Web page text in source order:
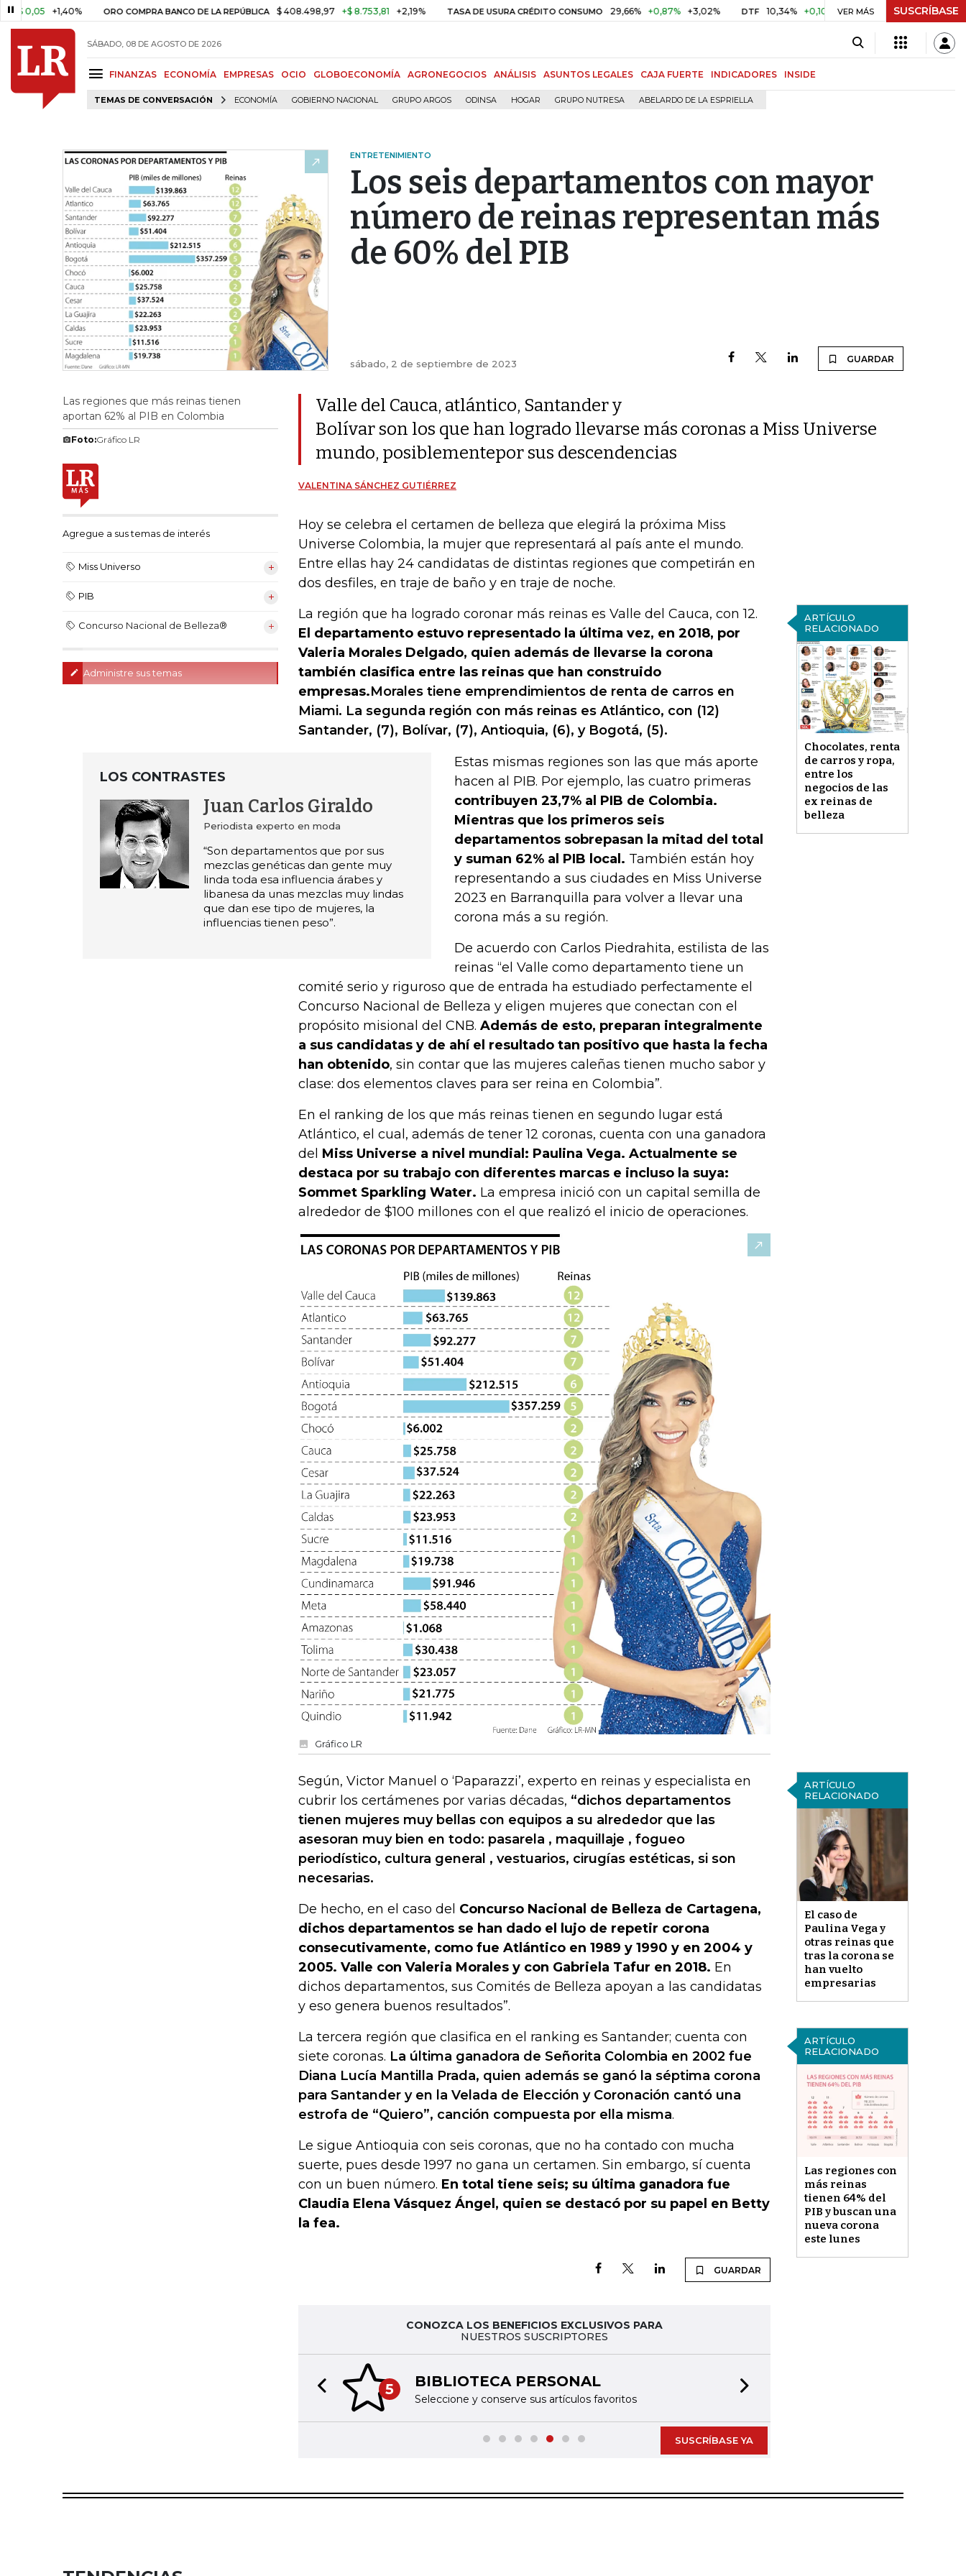
+1,40% ORO COMPRA BANCO DE LA REPÚBLICA $ 408.498,97 +$ 8.753,81 +2,19% TASA DE USURA CRÉDITO CONSUMO 29,66% +0,87% +3,02% DTF 10,34% +0,10% +0,98% UVR $ 416,96 +$ 0,05
VER MÁS SUSCRÍBASE
SÁBADO, 08 DE AGOSTO DE 2026
FINANZAS ECONOMÍA EMPRESAS OCIO GLOBOECONOMÍA AGRONEGOCIOS ANÁLISIS ASUNTOS LEGALES CAJA FUERTE INDICADORES INSIDE
TEMAS DE CONVERSACIÓN ECONOMÍA GOBIERNO NACIONAL GRUPO ARGOS ODINSA HOGAR GRUPO NUTRESA ABELARDO DE LA ESPRIELLA
ENTRETENIMIENTO
Los seis departamentos con mayor
número de reinas representan más
de 60% del PIB
sábado, 2 de septiembre de 2023 GUARDAR
Las regiones que más reinas tienen
aportan 62% al PIB en Colombia
Foto:Gráfico LR
Agregue a sus temas de interés
Miss Universo
PIB
Concurso Nacional de Belleza®
Administre sus temas
Valle del Cauca, atlántico, Santander y
Bolívar son los que han logrado llevarse más coronas a Miss Universe
mundo, posiblementepor sus descendencias
VALENTINA SÁNCHEZ GUTIÉRREZ
Hoy se celebra el certamen de belleza que elegirá la próxima Miss
Universe Colombia, la mujer que representará al país ante el mundo.
Entre ellas hay 24 candidatas de distintas regiones que competirán en
dos desfiles, en traje de baño y en traje de noche.
ARTÍCULO
RELACIONADO
Chocolates, renta
de carros y ropa,
entre los
negocios de las
ex reinas de
belleza
La región que ha logrado coronar más reinas es Valle del Cauca, con 12.
El departamento estuvo representado la última vez, en 2018, por
Valeria Morales Delgado, quien además de llevarse la corona
también clasifica entre las reinas que han construido
empresas.Morales tiene emprendimientos de renta de carros en
Miami. La segunda región con más reinas es Atlántico, con (12)
Santander, (7), Bolívar, (7), Antioquia, (6), y Bogotá, (5).
LOS CONTRASTES
Juan Carlos Giraldo
Periodista experto en moda
“Son departamentos que por sus
mezclas genéticas dan gente muy
linda toda esa influencia árabes y
libanesa da unas mezclas muy lindas
que dan ese tipo de mujeres, la
influencias tienen peso”.
Estas mismas regiones son las que más aporte
hacen al PIB. Por ejemplo, las cuatro primeras
contribuyen 23,7% al PIB de Colombia.
Mientras que los primeros seis
departamentos sobrepasan la mitad del total
y suman 62% al PIB local. También están hoy
representando a sus ciudades en Miss Universe
2023 en Barranquilla para volver a llevar una
corona más a su región.
De acuerdo con Carlos Piedrahita, estilista de las
reinas “el Valle como departamento tiene un
comité serio y riguroso que de entrada ha estudiado perfectamente el
Concurso Nacional de Belleza y eligen mujeres que conectan con el
propósito misional del CNB. Además de esto, preparan integralmente
a sus candidatas y de ahí el resultado tan positivo que hasta la fecha
han obtenido, sin contar que las mujeres caleñas tienen mucho sabor y
clase: dos elementos claves para ser reina en Colombia”.
En el ranking de los que más reinas tienen en segundo lugar está
Atlántico, el cual, además de tener 12 coronas, cuenta con una ganadora
del Miss Universe a nivel mundial: Paulina Vega. Actualmente se
destaca por su trabajo con diferentes marcas e incluso la suya:
Sommet Sparkling Water. La empresa inició con un capital semilla de
alrededor de $100 millones con el que realizó el inicio de operaciones.
Gráfico LR
ARTÍCULO
RELACIONADO
El caso de
Paulina Vega y
otras reinas que
tras la corona se
han vuelto
empresarias
Según, Victor Manuel o ‘Paparazzi’, experto en reinas y especialista en
cubrir los certámenes por varias décadas, “dichos departamentos
tienen mujeres muy bellas con equipos a su alrededor que las
asesoran muy bien en todo: pasarela , maquillaje , fogueo
periodístico, cultura general , vestuarios, cirugías estéticas, si son
necesarias.
De hecho, en el caso del Concurso Nacional de Belleza de Cartagena,
dichos departamentos se han dado el lujo de repetir corona
consecutivamente, como fue Atlántico en 1989 y 1990 y en 2004 y
2005. Valle con Valeria Morales y con Gabriela Tafur en 2018. En
dichos departamentos, sus Comités de Belleza apoyan a las candidatas
y eso genera buenos resultados”.
ARTÍCULO
RELACIONADO
Las regiones con
más reinas
tienen 64% del
PIB y buscan una
nueva corona
este lunes
La tercera región que clasifica en el ranking es Santander; cuenta con
siete coronas. La última ganadora de Señorita Colombia en 2002 fue
Diana Lucía Mantilla Prada, quien además se ganó la séptima corona
para Santander y en la Velada de Elección y Coronación cantó una
estrofa de “Quiero”, canción compuesta por ella misma.
Le sigue Antioquia con seis coronas, que no ha contado con mucha
suerte, pues desde 1997 no gana un certamen. Sin embargo, sí cuenta
con un buen número. En total tiene seis; su última ganadora fue
Claudia Elena Vásquez Ángel, quien se destacó por su papel en Betty
la fea.
GUARDAR
CONOZCA LOS BENEFICIOS EXCLUSIVOS PARA
NUESTROS SUSCRIPTORES
5 BIBLIOTECA PERSONAL
Seleccione y conserve sus artículos favoritos
Previous slide
SUSCRÍBASE YA